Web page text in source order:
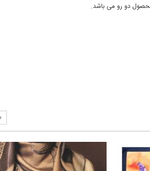
دو رو می باشد.